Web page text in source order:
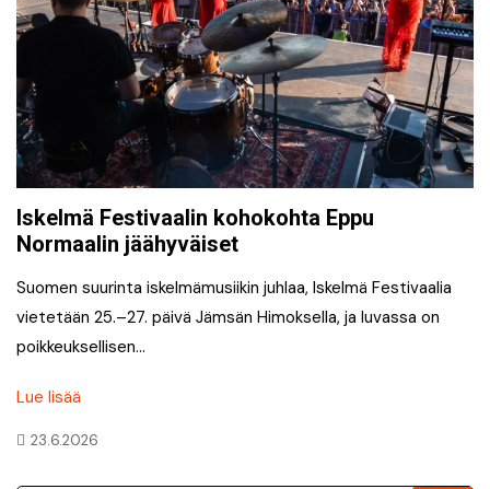
Iskelmä Festivaalin kohokohta Eppu
Normaalin jäähyväiset
Suomen suurinta iskelmämusiikin juhlaa, Iskelmä Festivaalia
vietetään 25.–27. päivä Jämsän Himoksella, ja luvassa on
poikkeuksellisen…
Lue lisää
23.6.2026